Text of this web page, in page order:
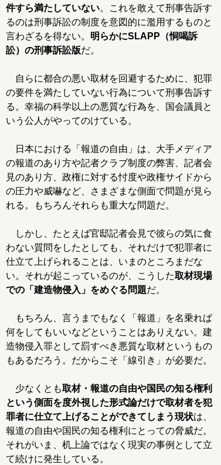
件すら満たしていない。これを敢えて刑事告訴す
るのは刑事訴訟の制度を意図的に濫用するものと
言わざるを得ない。 明らかにSLAPP（恫喝訴
訟）の刑事訴訟版だ。
自らに都合の悪い取材を回避するために、犯罪
の要件を満たしていない行為について刑事告訴す
る。幸福の科学以上の悪質な行為を、国会議員と
いう公人がやってのけている。
日本における「報道の自由」は、大手メディア
の報道のあり方や記者クラブ制度の弊害、記者会
見のあり方、政権に対する忖度や政権サイドから
の圧力や威嚇など、さまざまな側面で問題が見ら
れる。もちろんそれらも重大な問題だ。
しかし、たとえば官邸記者会見で彼らの気に食
わない質問をしたとしても、それだけで犯罪者に
仕立て上げられることは、いまのところまだな
い。それが起こっているのが、こうした取材現場
での「建造物侵入」をめぐる問題だ。
もちろん、言うまでもなく「報道」を名乗れば
何をしてもいいなどということはありえない。建
造物侵入罪として罰すべき悪質な取材というもの
もあるだろう。だからこそ「線引き」が必要だ。
少なくとも取材・報道の自由や国民の知る権利
という側面を度外視した形式論だけで取材者を犯
罪者に仕立て上げることができてしまう現状は、
報道の自由や国民の知る権利にとっての脅威だ。
それがいま、机上論ではなく現実の事例として立
て続けに発生している。